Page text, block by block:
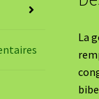
La